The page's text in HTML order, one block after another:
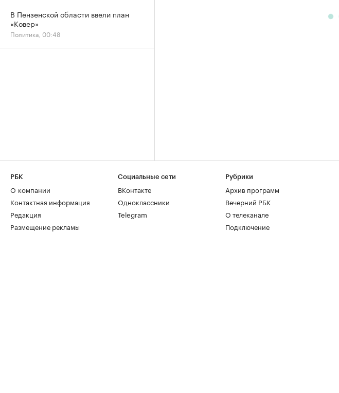
В Пензенской области ввели план
«Ковер»
Политика, 00:48
РБК
О компании
Контактная информация
Редакция
Размещение рекламы
Социальные сети
ВКонтакте
Одноклассники
Telegram
Рубрики
Архив программ
Вечерний РБК
О телеканале
Подключение